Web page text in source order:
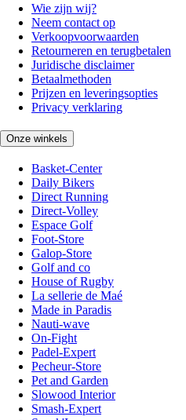
Wie zijn wij?
Neem contact op
Verkoopvoorwaarden
Retourneren en terugbetalen
Juridische disclaimer
Betaalmethoden
Prijzen en leveringsopties
Privacy verklaring
Onze winkels
Basket-Center
Daily Bikers
Direct Running
Direct-Volley
Espace Golf
Foot-Store
Galop-Store
Golf and co
House of Rugby
La sellerie de Maé
Made in Paradis
Nauti-wave
On-Fight
Padel-Expert
Pecheur-Store
Pet and Garden
Slowood Interior
Smash-Expert